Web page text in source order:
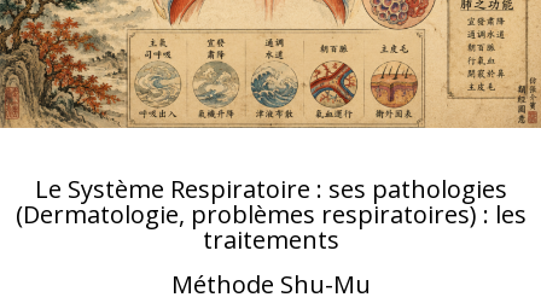
Le Système Respiratoire : ses pathologies
(Dermatologie, problèmes respiratoires) : les
traitements
Méthode Shu-Mu